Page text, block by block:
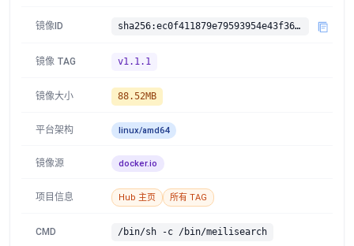
镜像ID sha256:ec0f411879e79593954e43f3673cbdf3b73ed7552049aa202632f136fd6ad299
镜像 TAG v1.1.1
镜像大小 88.52MB
平台架构 linux/amd64
镜像源 docker.io
项目信息 Hub 主页 所有 TAG
CMD /bin/sh -c /bin/meilisearch